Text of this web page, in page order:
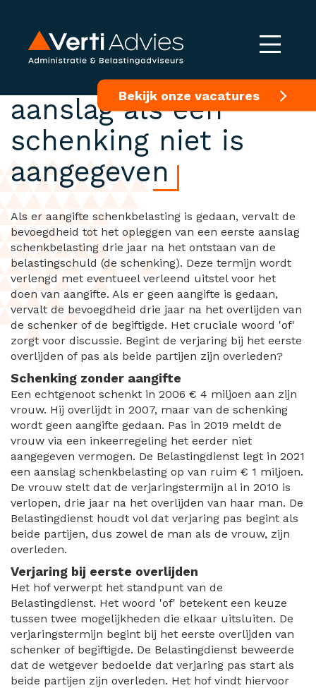
Bekijk onze vacatures
Beperkte tijd voor
aanslag als een
schenking niet is
aangegeven
Als er aangifte schenkbelasting is gedaan, vervalt de
bevoegdheid tot het opleggen van een eerste aanslag
schenkbelasting drie jaar na het ontstaan van de
belastingschuld (de schenking). Deze termijn wordt
verlengd met eventueel verleend uitstel voor het
doen van aangifte. Als er geen aangifte is gedaan,
vervalt de bevoegdheid drie jaar na het overlijden van
de schenker of de begiftigde. Het cruciale woord 'of'
zorgt voor discussie. Begint de verjaring bij het eerste
overlijden of pas als beide partijen zijn overleden?
Schenking zonder aangifte
Een echtgenoot schenkt in 2006 € 4 miljoen aan zijn
vrouw. Hij overlijdt in 2007, maar van de schenking
wordt geen aangifte gedaan. Pas in 2019 meldt de
vrouw via een inkeerregeling het eerder niet
aangegeven vermogen. De Belastingdienst legt in 2021
een aanslag schenkbelasting op van ruim € 1 miljoen.
De vrouw stelt dat de verjaringstermijn al in 2010 is
verlopen, drie jaar na het overlijden van haar man. De
Belastingdienst houdt vol dat verjaring pas begint als
beide partijen, dus zowel de man als de vrouw, zijn
overleden.
Verjaring bij eerste overlijden
Het hof verwerpt het standpunt van de
Belastingdienst. Het woord 'of' betekent een keuze
tussen twee mogelijkheden die elkaar uitsluiten. De
verjaringstermijn begint bij het eerste overlijden van
schenker of begiftigde. De Belastingdienst beweerde
dat de wetgever bedoelde dat verjaring pas start als
beide partijen zijn overleden. Het hof vindt hiervoor